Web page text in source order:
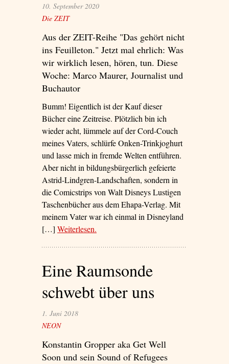
10. September 2020
Die ZEIT
Aus der ZEIT-Reihe "Das gehört nicht
ins Feuilleton." Jetzt mal ehrlich: Was
wir wirklich lesen, hören, tun. Diese
Woche: Marco Maurer, Journalist und
Buchautor
Bumm! Eigentlich ist der Kauf dieser
Bücher eine Zeitreise. Plötzlich bin ich
wieder acht, lümmele auf der Cord-Couch
meines Vaters, schlürfe Onken-Trinkjoghurt
und lasse mich in fremde Welten entführen.
Aber nicht in bildungsbürgerlich gefeierte
Astrid-Lindgren-Landschaften, sondern in
die Comicstrips von Walt Disneys Lustigen
Taschenbücher aus dem Ehapa-Verlag. Mit
meinem Vater war ich einmal in Disneyland
[…] Weiterlesen– ‘Bumm! Ächz! Zzzz! Hurra!’
.
Eine Raumsonde
schwebt über uns
1. Juni 2018
NEON
Konstantin Gropper aka Get Well
Soon und sein Sound of Refugees